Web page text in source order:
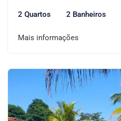
2 Quartos 2 Banheiros
Mais informações